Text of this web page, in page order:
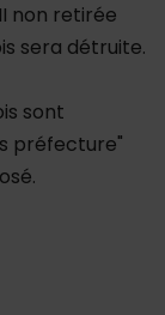
non retirée
sera détruite.
sont
préfecture"